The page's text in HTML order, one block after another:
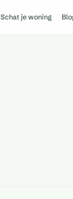
Schat je woning